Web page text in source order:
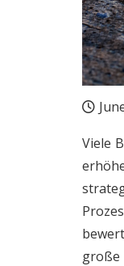
Viele
große